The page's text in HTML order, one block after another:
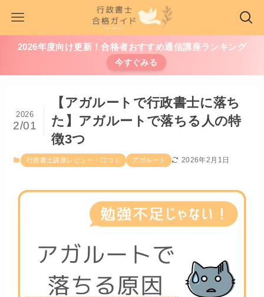
2026年度向け更新！合格者おすすめ通信講座ランキング
今すぐみる
【アガルートで行政書士に落ち
た】アガルートで落ちる人の特
徴3つ
2026
2/01
行政書士講座レビュー・口コミ アガルート 2026年2月1日